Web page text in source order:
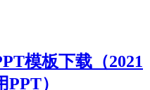
模板下载（2021
）